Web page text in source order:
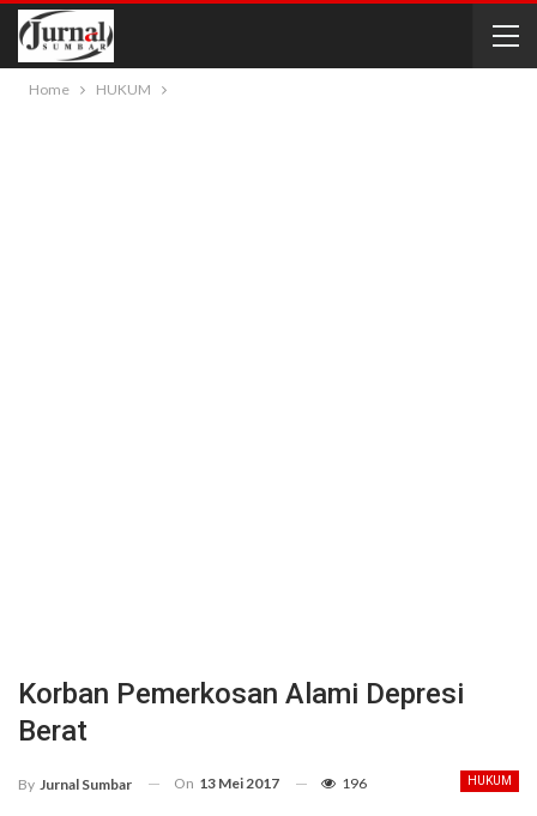
Home HUKUM
Korban Pemerkosan Alami Depresi
Berat
HUKUM
By Jurnal Sumbar On 13 Mei 2017 196